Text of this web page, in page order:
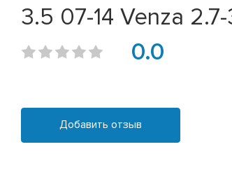
3.5 07-14 Venza
0.0
Добавить отзыв